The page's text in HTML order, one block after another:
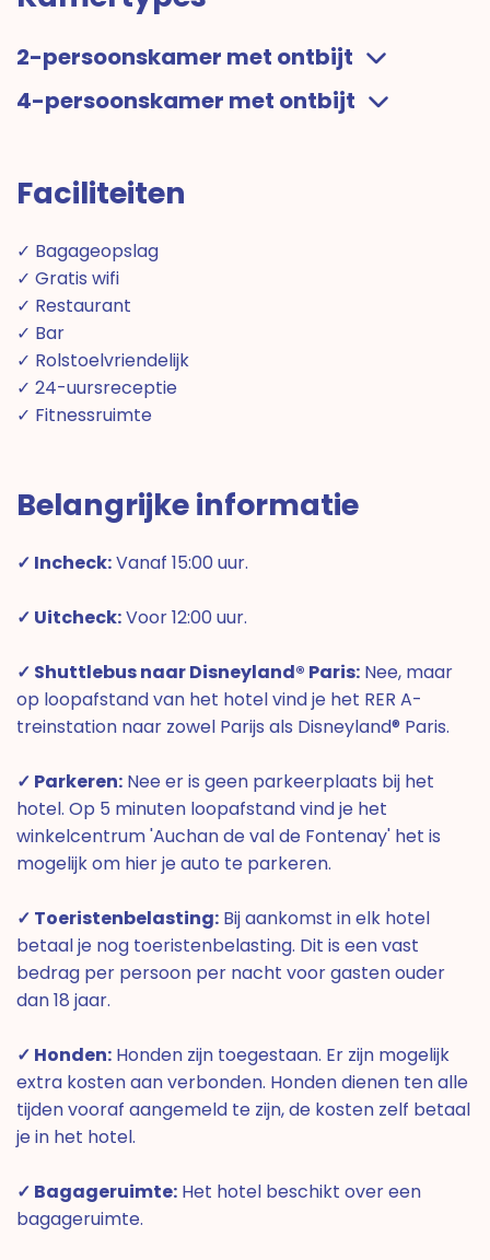
2-persoonskamer met ontbijt
4-persoonskamer met ontbijt
Faciliteiten
✓ Bagageopslag
✓ Gratis wifi
✓ Restaurant
✓ Bar
✓ Rolstoelvriendelijk
✓ 24-uursreceptie
✓ Fitnessruimte
Belangrijke informatie
✓ Incheck:Vanaf 15:00 uur.
✓ Uitcheck:Voor 12:00 uur.
✓ Shuttlebus naar Disneyland® Paris: Nee, maar
op loopafstand van het hotel vind je het RER A-
treinstation naar zowel Parijs als Disneyland® Paris.
✓ Parkeren: Nee er is geen parkeerplaats bij het
hotel. Op 5 minuten loopafstand vind je het
winkelcentrum 'Auchan de val de Fontenay' het is
mogelijk om hier je auto te parkeren.
✓ Toeristenbelasting: Bij aankomst in elk hotel
betaal je nog toeristenbelasting. Dit is een vast
bedrag per persoon per nacht voor gasten ouder
dan 18 jaar.
✓ Honden: Honden zijn toegestaan. Er zijn mogelijk
extra kosten aan verbonden. Honden dienen ten alle
tijden vooraf aangemeld te zijn, de kosten zelf betaal
je in het hotel.
✓ Bagageruimte: Het hotel beschikt over een
bagageruimte.